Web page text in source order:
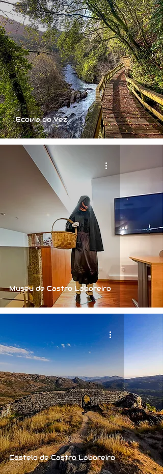
Ecovia do Vez
Museu de Castro Laboreiro
Castelo de Castro Laboreiro